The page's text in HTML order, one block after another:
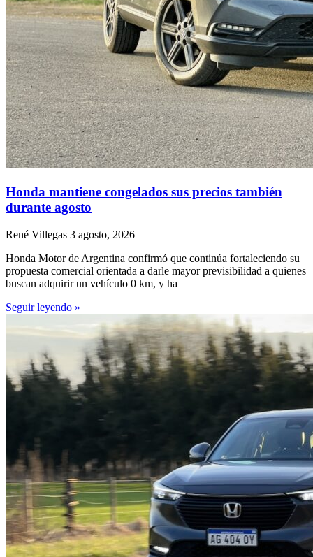
Honda mantiene congelados sus precios también
durante agosto
René Villegas 3 agosto, 2026
Honda Motor de Argentina confirmó que continúa fortaleciendo su
propuesta comercial orientada a darle mayor previsibilidad a quienes
buscan adquirir un vehículo 0 km, y ha
Seguir leyendo »